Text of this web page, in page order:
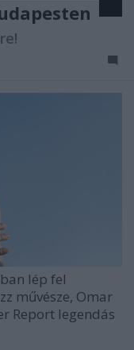
lép fel
művésze, Omar
Report legendás